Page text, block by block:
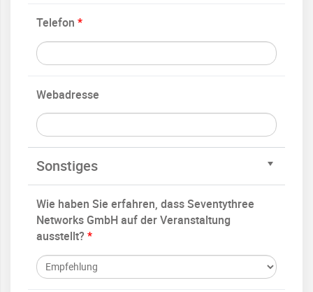
Telefon *
Webadresse
Sonstiges
Wie haben Sie erfahren, dass Seventythree
Networks GmbH auf der Veranstaltung
ausstellt? *